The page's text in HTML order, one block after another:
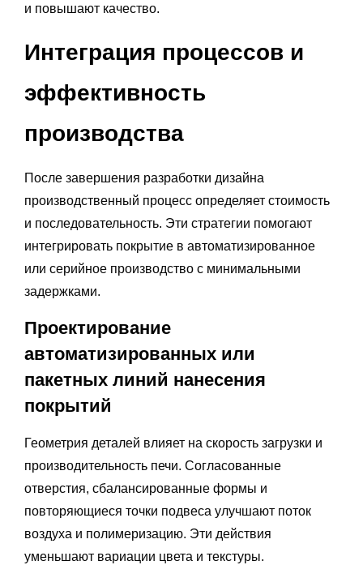
и повышают качество.
Интеграция процессов и
эффективность
производства
После завершения разработки дизайна
производственный процесс определяет стоимость
и последовательность. Эти стратегии помогают
интегрировать покрытие в автоматизированное
или серийное производство с минимальными
задержками.
Проектирование
автоматизированных или
пакетных линий нанесения
покрытий
Геометрия деталей влияет на скорость загрузки и
производительность печи. Согласованные
отверстия, сбалансированные формы и
повторяющиеся точки подвеса улучшают поток
воздуха и полимеризацию. Эти действия
уменьшают вариации цвета и текстуры.